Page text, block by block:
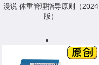
漫说 体重管理指导原则（2024
版）